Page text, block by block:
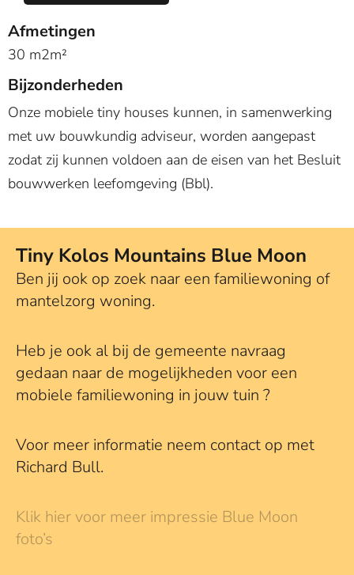
Afmetingen
30 m2m²
Bijzonderheden
Onze mobiele tiny houses kunnen, in samenwerking
met uw bouwkundig adviseur, worden aangepast
zodat zij kunnen voldoen aan de eisen van het Besluit
bouwwerken leefomgeving (Bbl).
Tiny Kolos Mountains Blue Moon
Ben jij ook op zoek naar een familiewoning of
mantelzorg woning.
Heb je ook al bij de gemeente navraag
gedaan naar de mogelijkheden voor een
mobiele familiewoning in jouw tuin ?
Voor meer informatie neem contact op met
Richard Bull.
Klik hier voor meer impressie Blue Moon
foto’s